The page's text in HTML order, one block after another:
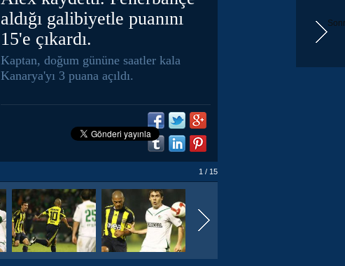
aldığı galibiyetle puanını
15'e çıkardı.
Kaptan, doğum gününe saatler kala
Kanarya'yı 3 puana açıldı.
1 / 15